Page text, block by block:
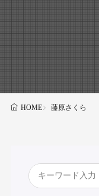
HOME 藤原さくら